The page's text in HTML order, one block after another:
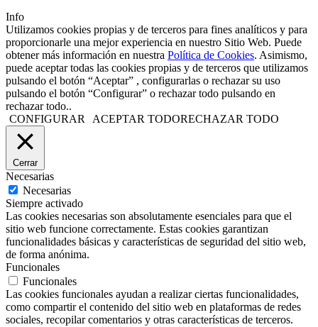
Info
Utilizamos cookies propias y de terceros para fines analíticos y para
proporcionarle una mejor experiencia en nuestro Sitio Web. Puede
obtener más información en nuestra Política de Cookies. Asimismo,
puede aceptar todas las cookies propias y de terceros que utilizamos
pulsando el botón “Aceptar” , configurarlas o rechazar su uso
pulsando el botón “Configurar” o rechazar todo pulsando en
rechazar todo..
CONFIGURAR
ACEPTAR TODORECHAZAR TODO
Cerrar
Necesarias
Necesarias
Siempre activado
Las cookies necesarias son absolutamente esenciales para que el
sitio web funcione correctamente. Estas cookies garantizan
funcionalidades básicas y características de seguridad del sitio web,
de forma anónima.
Funcionales
Funcionales
Las cookies funcionales ayudan a realizar ciertas funcionalidades,
como compartir el contenido del sitio web en plataformas de redes
sociales, recopilar comentarios y otras características de terceros.